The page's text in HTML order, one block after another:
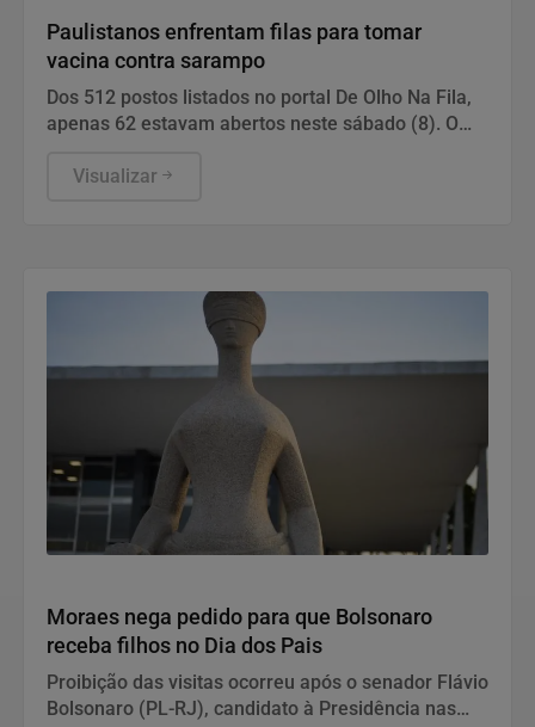
Paulistanos enfrentam filas para tomar
vacina contra sarampo
Dos 512 postos listados no portal De Olho Na Fila,
apenas 62 estavam abertos neste sábado (8). O
segunda a sexta-feira.
Visualizar
Moraes nega pedido para que Bolsonaro
receba filhos no Dia dos Pais
Proibição das visitas ocorreu após o senador Flávio
Bolsonaro (PL-RJ), candidato à Presidência nas